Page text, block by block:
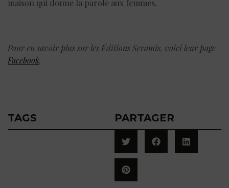
maison qui donne la parole aux femmes.
Pour en savoir plus sur les Éditions Seramis, voici leur page
Facebook.
TAGS PARTAGER